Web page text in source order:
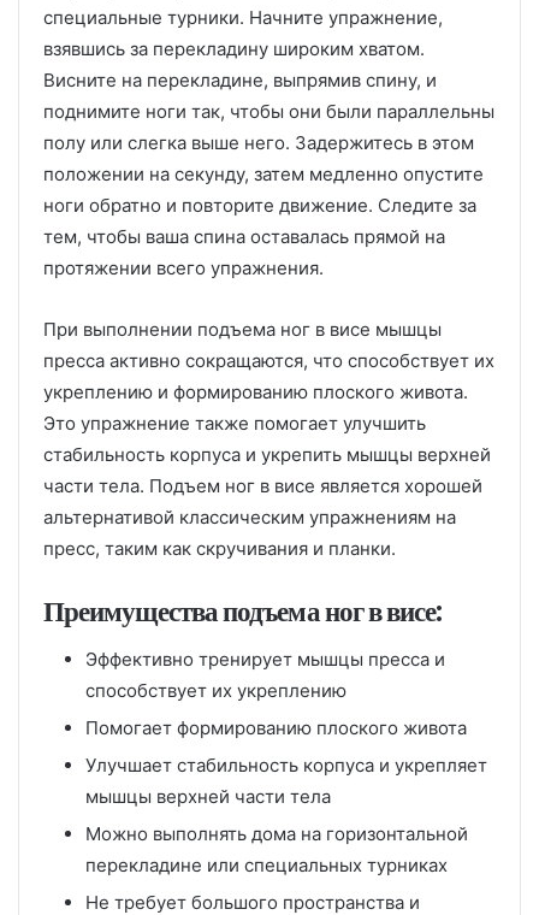
специальные турники. Начните упражнение,
взявшись за перекладину широким хватом.
Висните на перекладине, выпрямив спину, и
поднимите ноги так, чтобы они были параллельны
полу или слегка выше него. Задержитесь в этом
положении на секунду, затем медленно опустите
ноги обратно и повторите движение. Следите за
тем, чтобы ваша спина оставалась прямой на
протяжении всего упражнения.
При выполнении подъема ног в висе мышцы
пресса активно сокращаются, что способствует их
укреплению и формированию плоского живота.
Это упражнение также помогает улучшить
стабильность корпуса и укрепить мышцы верхней
части тела. Подъем ног в висе является хорошей
альтернативой классическим упражнениям на
пресс, таким как скручивания и планки.
Преимущества подъема ног в висе:
Эффективно тренирует мышцы пресса и
способствует их укреплению
Помогает формированию плоского живота
Улучшает стабильность корпуса и укрепляет
мышцы верхней части тела
Можно выполнять дома на горизонтальной
перекладине или специальных турниках
Не требует большого пространства и